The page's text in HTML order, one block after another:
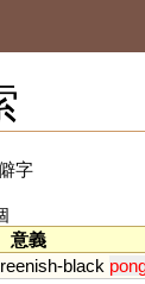
字
意義
-black